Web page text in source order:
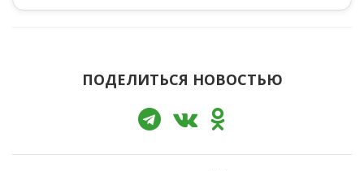
ПОДЕЛИТЬСЯ НОВОСТЬЮ